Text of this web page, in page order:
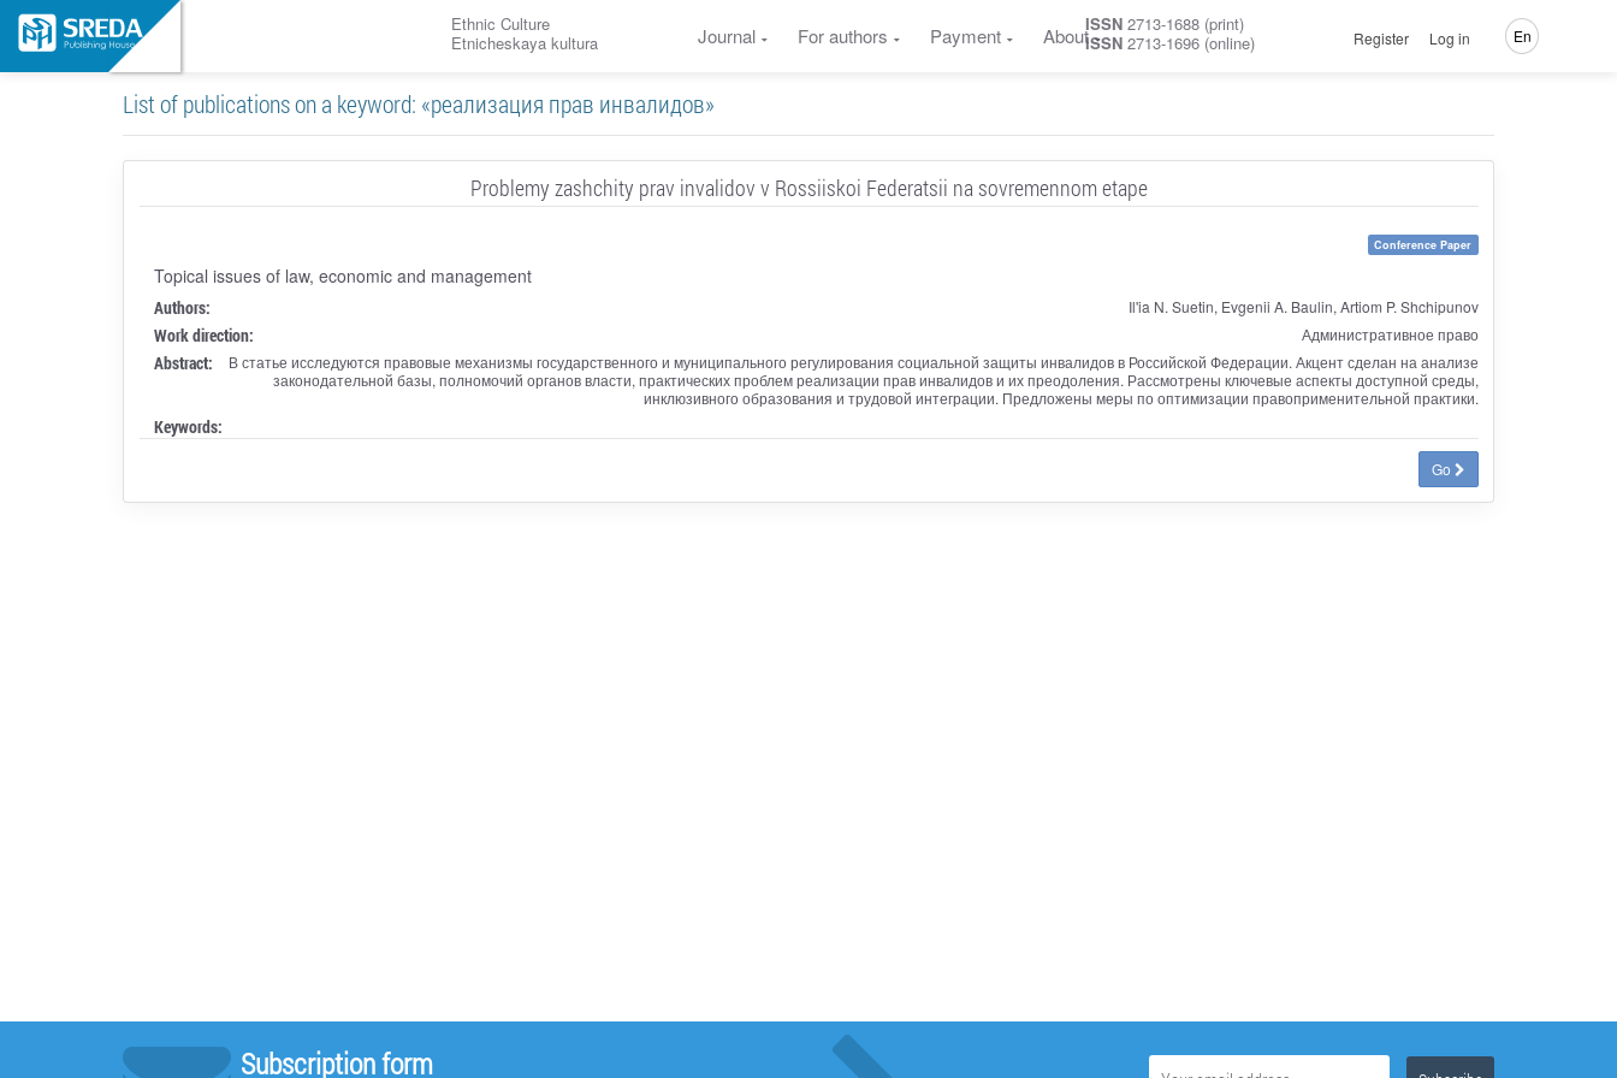
Ethnic Culture
Etnicheskaya kultura
Journal For authors Payment AboutISSN 2713-1688 (print)
ISSN 2713-1696 (online) Register Log in En
List of publications on a keyword: «реализация прав инвалидов»
Problemy zashchity prav invalidov v Rossiiskoi Federatsii na sovremennom etape
Conference Paper
Topical issues of law, economic and management
Authors: Il'ia N. Suetin, Evgenii A. Baulin, Artiom P. Shchipunov
Work direction: Административное право
Abstract:
В статье исследуются правовые механизмы государственного и муниципального регулирования социальной защиты инвалидов в Российской Федерации. Акцент сделан на анализе
законодательной базы, полномочий органов власти, практических проблем реализации прав инвалидов и их преодоления. Рассмотрены ключевые аспекты доступной среды,
инклюзивного образования и трудовой интеграции. Предложены меры по оптимизации правоприменительной практики.
Keywords:
Go
Subscription form